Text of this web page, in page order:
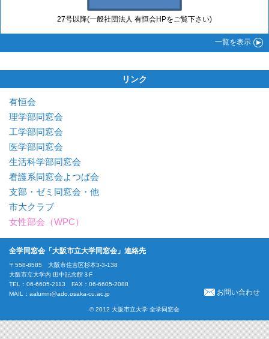
27号以降(一般社団法人 有恒会HPをご覧下さい)
一覧を表示
リンク
有恒会
理学部同窓会
工学部同窓会
医学部同窓会
生活科学部同窓会
看護系同窓会よつば会
支部・ゼミ同窓会・他
市大クラブ
女性部会（WPC）
全学同窓会「大阪市立大学同窓会」連絡先
〒558-8585 大阪市住吉区杉本3-3-138
大阪市立大学内 田中記念館３F
TEL：06-6605-2113 FAX：06-6605-2088
MAIL： aalumni@ado.osaka-cu.ac.jp お問い合わせ
© 2012 大阪市立大学 全学同窓会